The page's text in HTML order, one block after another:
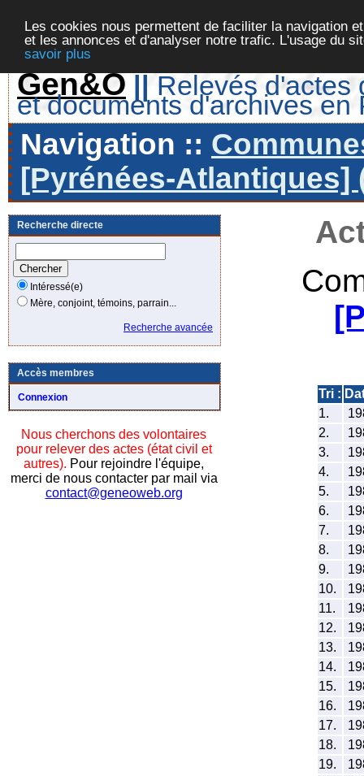
Les cookies nous permettent de faciliter la navigation
et les annonces et d'analyser notre trafic. L'usage du
savoir plus
Gen&O || Relevés d'actes
et documents d'archives en
Navigation ::
[Pyrénées-Atlantiques]
Recherche directe
Intéressé(e)
Mère, conjoint, témoins, parrain...
Recherche avancée
Accès membres
Connexion
Nous cherchons des volontaires
pour relever des actes (état civil et
autres). Pour rejoindre l'équipe,
merci de nous contacter par mail via
contact@geneoweb.org
Tri :
1.
2.
3.
4.
5.
6.
7.
8.
9.
10.
11.
12.
13.
14.
15.
16.
17.
18.
19.